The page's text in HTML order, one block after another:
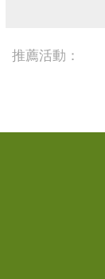
推薦活動：